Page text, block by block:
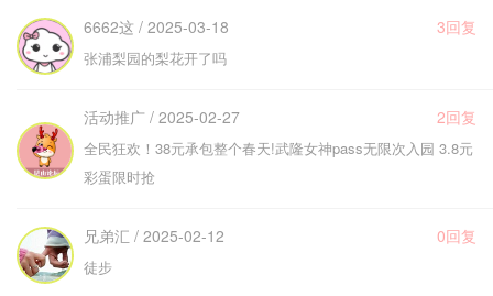
6662这 / 2025-03-18 3回复
张浦梨园的梨花开了吗
活动推广 / 2025-02-27 2回复
全民狂欢！38元承包整个春天!武隆女神pass无限次入园 3.8元
彩蛋限时抢
兄弟汇 / 2025-02-12 0回复
徒步